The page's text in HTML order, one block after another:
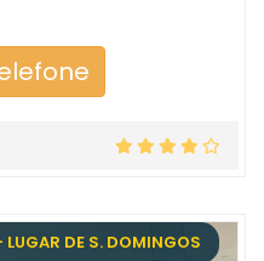
DE S. DOMINGOS